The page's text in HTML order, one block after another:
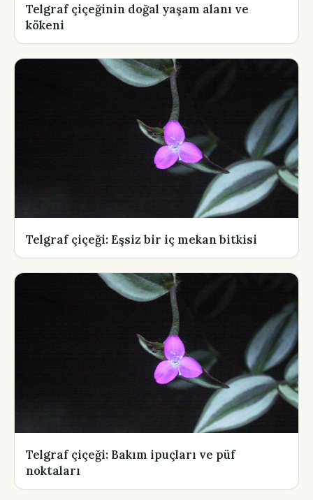
Telgraf çiçeğinin doğal yaşam alanı ve
kökeni
Telgraf çiçeği: Eşsiz bir iç mekan bitkisi
Telgraf çiçeği: Bakım ipuçları ve püf
noktaları